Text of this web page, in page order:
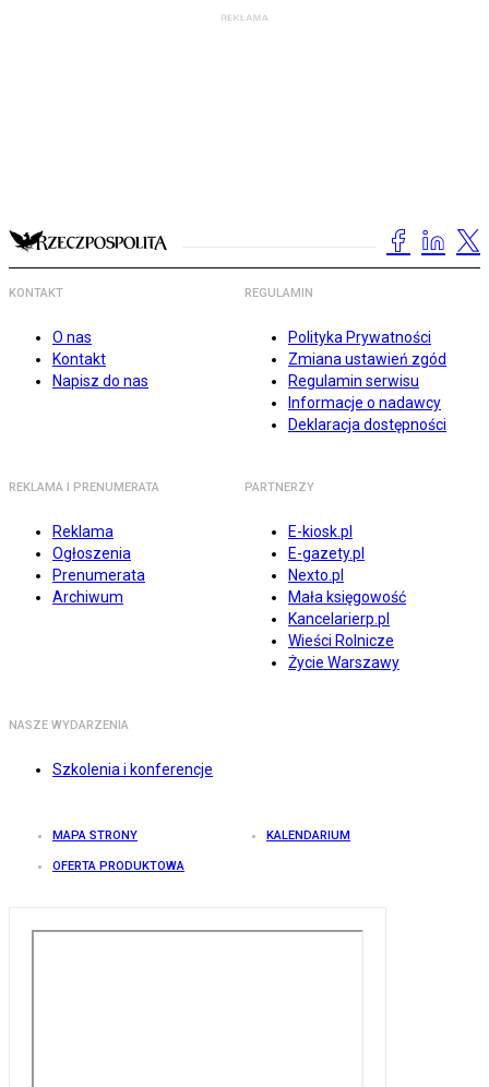
KONTAKT
O nas
Kontakt
Napisz do nas
REGULAMIN
Polityka Prywatności
Zmiana ustawień zgód
Regulamin serwisu
Informacje o nadawcy
Deklaracja dostępności
REKLAMA I PRENUMERATA
Reklama
Ogłoszenia
Prenumerata
Archiwum
PARTNERZY
E-kiosk.pl
E-gazety.pl
Nexto.pl
Mała księgowość
Kancelarierp.pl
Wieści Rolnicze
Życie Warszawy
NASZE WYDARZENIA
Szkolenia i konferencje
MAPA STRONY KALENDARIUM
OFERTA PRODUKTOWA